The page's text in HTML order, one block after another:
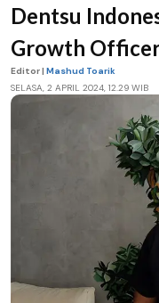
Dentsu
Growth
Editor | Mashud Toarik
SELASA, 2 APRIL 2024, 12.29 WIB